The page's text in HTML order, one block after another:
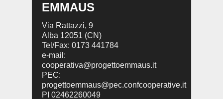
EMMAUS
Via Rattazzi, 9
Alba 12051 (CN)
Tel/Fax: 0173 441784
e-mail:
cooperativa@progettoemmaus.it
PEC:
progettoemmaus@pec.confcooperative.it
PI 02462260049